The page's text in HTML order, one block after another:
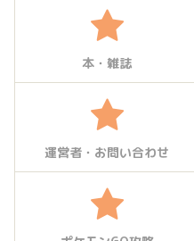
本・雑誌
運営者・お問い合わせ